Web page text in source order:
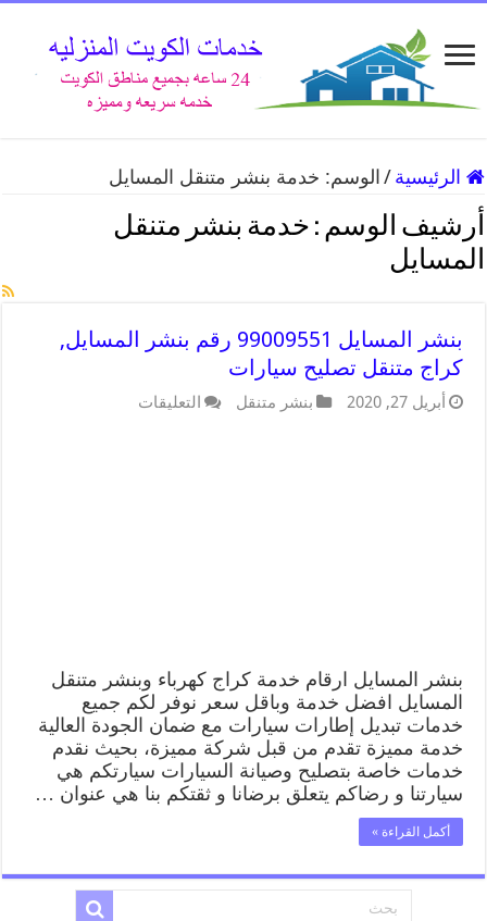
الرئيسية / الوسم: خدمة بنشر متنقل المسايل
أرشيف الوسم : خدمة بنشر متنقل
المسايل
بنشر المسايل 99009551 رقم بنشر المسايل,
كراج متنقل تصليح سيارات
أبريل 27, 2020 بنشر متنقل التعليقات
بنشر المسايل ارقام خدمة كراج كهرباء وبنشر متنقل
المسايل افضل خدمة وباقل سعر نوفر لكم جميع
خدمات تبديل إطارات سيارات مع ضمان الجودة العالية
خدمة مميزة تقدم من قبل شركة مميزة، بحيث نقدم
خدمات خاصة بتصليح وصيانة السيارات سيارتكم هي
سيارتنا و رضاكم يتعلق برضانا و ثقتكم بنا هي عنوان …
أكمل القراءة »